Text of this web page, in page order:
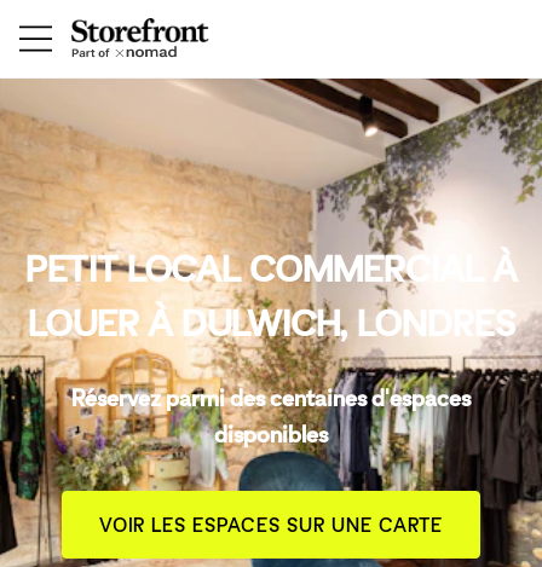
PETIT LOCAL COMMERCIAL À
LOUER À DULWICH, LONDRES
Réservez parmi des centaines d'espaces
disponibles
VOIR LES ESPACES SUR UNE CARTE